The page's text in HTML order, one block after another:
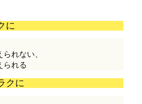
に
れない、
られる
クに